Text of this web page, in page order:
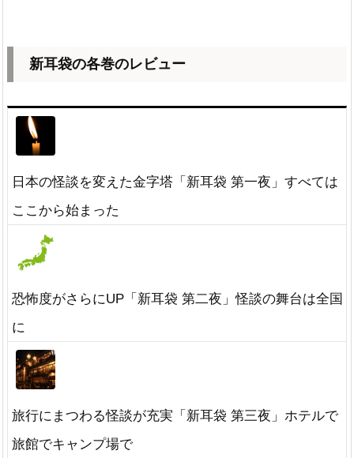
新耳袋の各巻のレビュー
日本の怪談を変えた金字塔「新耳袋 第一夜」すべては
ここから始まった
恐怖度がさらにUP「新耳袋 第二夜」怪談の舞台は全国
に
旅行にまつわる怪談が充実「新耳袋 第三夜」ホテルで
旅館でキャンプ場で